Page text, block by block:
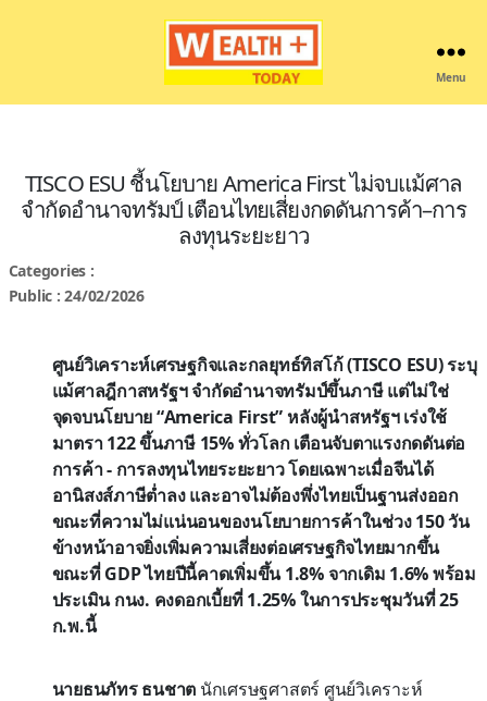
Menu
TISCO ESU ชี้นโยบาย America First ไม่จบแม้ศาล
จำกัดอำนาจทรัมป์ เตือนไทยเสี่ยงกดดันการค้า–การ
ลงทุนระยะยาว
Categories :
Public : 24/02/2026
ศูนย์วิเคราะห์เศรษฐกิจและกลยุทธ์ทิสโก้ (TISCO ESU) ระบุ
แม้ศาลฎีกาสหรัฐฯ จำกัดอำนาจทรัมป์ขึ้นภาษี แต่ไม่ใช่
จุดจบนโยบาย “America First” หลังผู้นำสหรัฐฯ เร่งใช้
มาตรา 122 ขึ้นภาษี 15% ทั่วโลก เตือนจับตาแรงกดดันต่อ
การค้า - การลงทุนไทยระยะยาว โดยเฉพาะเมื่อจีนได้
อานิสงส์ภาษีต่ำลง และอาจไม่ต้องพึ่งไทยเป็นฐานส่งออก
ขณะที่ความไม่แน่นอนของนโยบายการค้าในช่วง 150 วัน
ข้างหน้าอาจยิ่งเพิ่มความเสี่ยงต่อเศรษฐกิจไทยมากขึ้น
ขณะที่ GDP ไทยปีนี้คาดเพิ่มขึ้น 1.8% จากเดิม 1.6% พร้อม
ประเมิน กนง. คงดอกเบี้ยที่ 1.25% ในการประชุมวันที่ 25
ก.พ.นี้
นายธนภัทร ธนชาต นักเศรษฐศาสตร์ ศูนย์วิเคราะห์